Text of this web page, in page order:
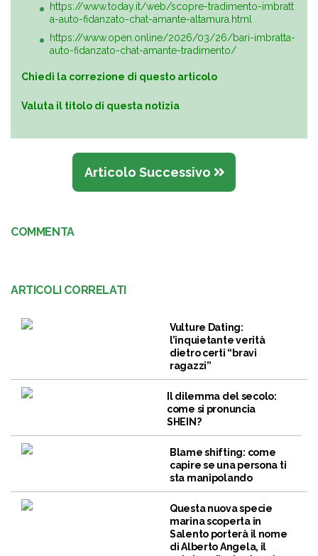
https://www.today.it/web/scopre-tradimento-imbratt
a-auto-fidanzato-chat-amante-altamura.html
https://www.open.online/2026/03/26/bari-imbratta-
auto-fidanzato-chat-amante-tradimento/
Chiedi la correzione di questo articolo
Valuta il titolo di questa notizia
Articolo Successivo
COMMENTA
ARTICOLI CORRELATI
Vulture Dating:
l’inquietante verità
dietro certi “bravi
ragazzi”
Il dilemma del secolo:
come si pronuncia
SHEIN?
Blame shifting: come
capire se una persona ti
sta manipolando
Questa nuova specie
marina scoperta in
Salento porterà il nome
di Alberto Angela, il